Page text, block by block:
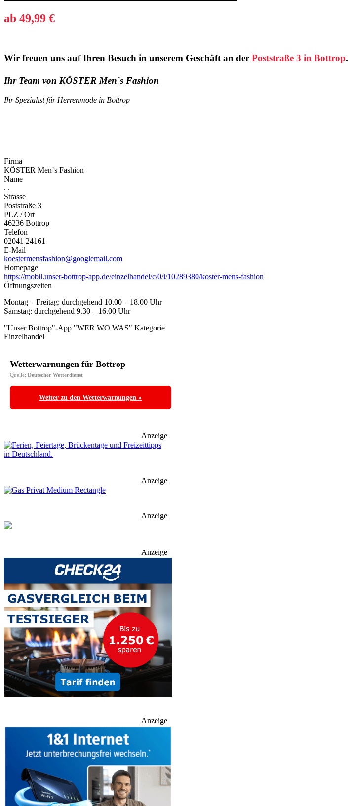
ab 49,99 €
Wir freuen uns auf Ihren Besuch in unserem Geschäft an der Poststraße 3 in Bottrop.
Ihr Team von KÖSTER Men´s Fashion
Ihr Spezialist für Herrenmode in Bottrop
Firma
KÖSTER Men´s Fashion
Name
. .
Strasse
Poststraße 3
PLZ / Ort
46236 Bottrop
Telefon
02041 24161
E-Mail
koestermensfashion@googlemail.com
Homepage
https://mobil.unser-bottrop-app.de/einzelhandel/c/0/i/10289380/koster-mens-fashion
Öffnungszeiten
Montag – Freitag: durchgehend 10.00 – 18.00 Uhr
Samstag: durchgehend 9.30 – 16.00 Uhr
"Unser Bottrop"-App "WER WO WAS" Kategorie
Einzelhandel
Wetterwarnungen für Bottrop
Quelle: Deutscher Wetterdienst
Weiter zu den Wetterwarnungen »
Anzeige
Anzeige
Anzeige
Anzeige
Anzeige